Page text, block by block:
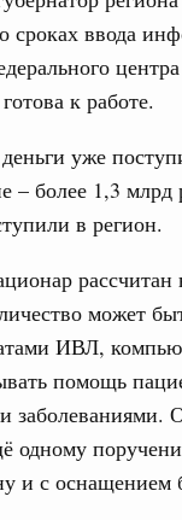
сроках ввода
к работе.
уже
– более 1,3 млрд
в регион.
может
ИВЛ,
помощь
одному
и с оснащением
технологий
Кравцов
на
и обновили